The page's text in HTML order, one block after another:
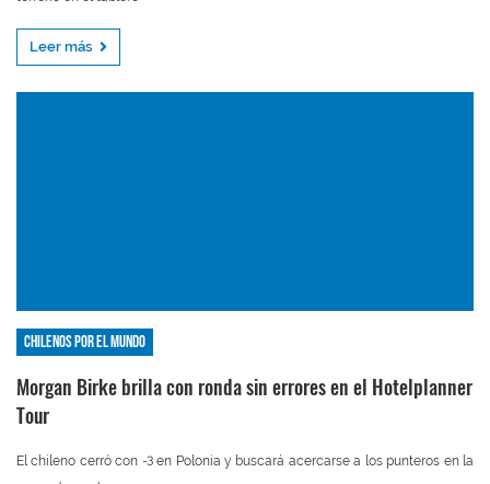
Leer más
Chilenos por el mundo
Morgan Birke brilla con ronda sin errores en el Hotelplanner
Tour
El chileno cerró con -3 en Polonia y buscará acercarse a los punteros en la